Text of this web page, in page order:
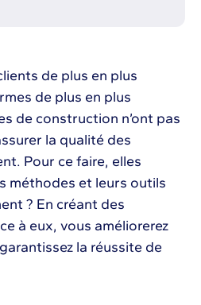
de plus en plus
de plus en plus
de construction n’ont pas
la qualité des
Pour ce faire, elles
méthodes et leurs outils
? En créant des
à eux, vous améliorerez
la réussite de